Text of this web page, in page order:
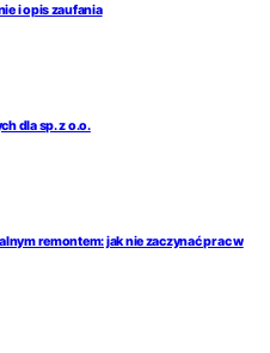
i opis zaufania
dla sp. z o.o.
remontem: jak nie zaczynać prac w